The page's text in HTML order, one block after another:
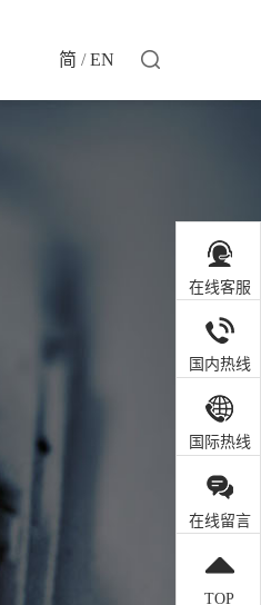
简 /EN
在线客服
国内热线
国际热线
在线留言
TOP